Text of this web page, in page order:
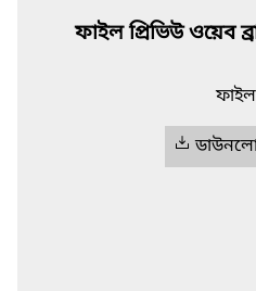
ফাইল প্রিভিউ ওয়েব